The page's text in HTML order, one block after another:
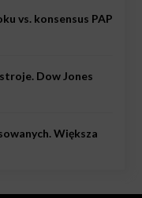
vs. konsensus PAP
Dow Jones
Większa